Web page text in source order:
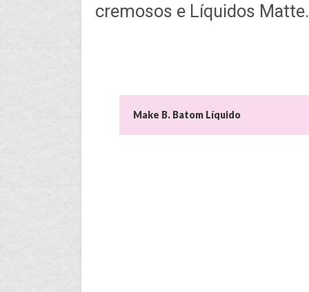
cremosos e Líquidos Matte.
Make B. Batom Líquido